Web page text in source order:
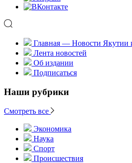
Главная — Новости Якутии
Лента новостей
Об издании
Подписаться
Наши рубрики
Смотреть все
Экономика
Наука
Спорт
Происшествия